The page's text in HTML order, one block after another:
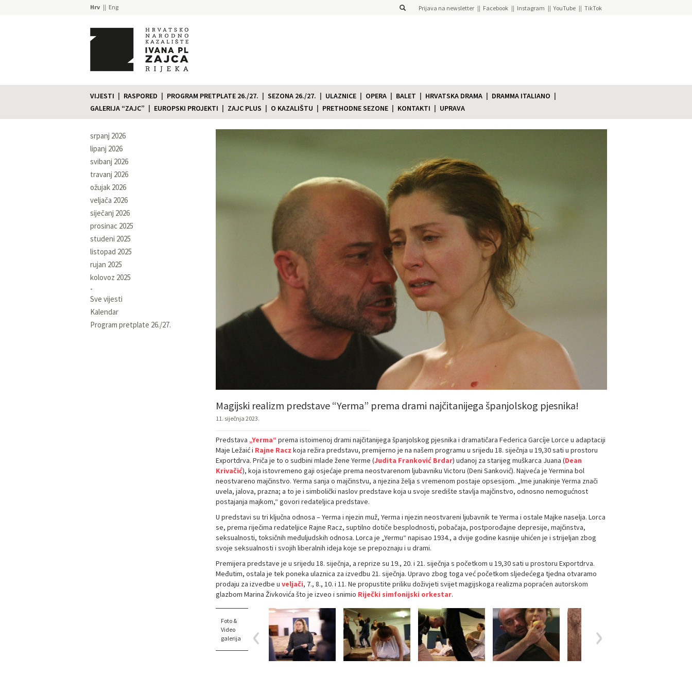
Hrv Eng Prijava na newsletter Facebook Instagram YouTube TikTok
VIJESTI RASPORED PROGRAM PRETPLATE 26./27. SEZONA 26./27. ULAZNICE OPERA BALET HRVATSKA DRAMA
DRAMMA ITALIANO
GALERIJA “ZAJC”
EUROPSKI PROJEKTI ZAJC PLUS O KAZALIŠTU PRETHODNE SEZONE KONTAKTI UPRAVA
srpanj 2026
lipanj 2026
svibanj 2026
travanj 2026
ožujak 2026
veljača 2026
siječanj 2026
prosinac 2025
studeni 2025
listopad 2025
rujan 2025
kolovoz 2025
Sve vijesti
Kalendar
Program pretplate 26./27.
Magijski realizm predstave “Yerma” prema drami najčitanijega španjolskog pjesnika!
11. siječnja 2023.
Predstava „Yerma“ prema istoimenoj drami najčitanijega španjolskog pjesnika i dramatičara Federica Garcíje Lorce u adaptaciji
Maje Ležaić i Rajne Racz koja režira predstavu, premijerno je na našem programu u srijedu 18. siječnja u 19,30 sati u prostoru
Exportdrva. Priča je to o sudbini mlade žene Yerme (Judita Franković Brdar) udanoj za starijeg muškarca Juana (Dean
Krivačić), koja istovremeno gaji osjećaje prema neostvarenom ljubavniku Victoru (Deni Sanković). Najveća je Yermina bol
neostvareno majčinstvo. Yerma sanja o majčinstvu, a njezina želja s vremenom postaje opsesijom. „Ime junakinje Yerma znači
uvela, jalova, prazna; a to je i simbolički naslov predstave koja u svoje središte stavlja majčinstvo, odnosno nemogućnost
postajanja majkom,“ govori redateljica predstave.
U predstavi su tri ključna odnosa – Yerma i njezin muž, Yerma i njezin neostvareni ljubavnik te Yerma i ostale Majke naselja. Lorca
se, prema riječima redateljice Rajne Racz, suptilno dotiče besplodnosti, pobačaja, postporođajne depresije, majčinstva,
seksualnosti, toksičnih međuljudskih odnosa. Lorca je „Yermu“ napisao 1934., a dvije godine kasnije uhićen je i strijeljan zbog
svoje seksualnosti i svojih liberalnih ideja koje se prepoznaju i u drami.
Premijera predstave je u srijedu 18. siječnja, a reprize su 19., 20. i 21. siječnja s početkom u 19,30 sati u prostoru Exportdrva.
Međutim, ostala je tek poneka ulaznica za izvedbu 21. siječnja. Upravo zbog toga već početkom sljedećega tjedna otvaramo
prodaju za izvedbe u veljači, 7., 8., 10. i 11. Ne propustite priliku doživjeti svijet magijskoga realizma popraćen autorskom
glazbom Marina Živkovića što je izveo i snimio Riječki simfonijski orkestar.
Foto &
Video
galerija